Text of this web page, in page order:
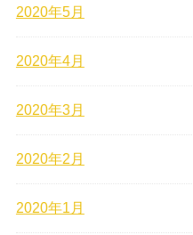
2020年5月
2020年4月
2020年3月
2020年2月
2020年1月